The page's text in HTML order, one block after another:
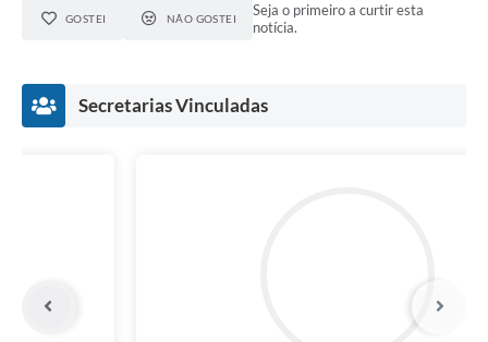
GOSTEI NÃO GOSTEI
Seja o primeiro a curtir esta
notícia.
Secretarias Vinculadas